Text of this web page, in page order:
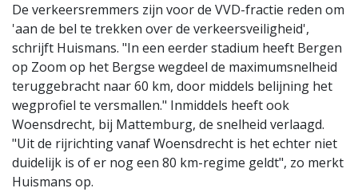
De verkeersremmers zijn voor de VVD-fractie reden om
'aan de bel te trekken over de verkeersveiligheid',
schrijft Huismans. "In een eerder stadium heeft Bergen
op Zoom op het Bergse wegdeel de maximumsnelheid
teruggebracht naar 60 km, door middels belijning het
wegprofiel te versmallen." Inmiddels heeft ook
Woensdrecht, bij Mattemburg, de snelheid verlaagd.
"Uit de rijrichting vanaf Woensdrecht is het echter niet
duidelijk is of er nog een 80 km-regime geldt", zo merkt
Huismans op.